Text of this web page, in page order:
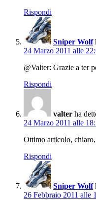
Rispondi
Sniper Wolf
24 Marzo 2011 alle
@Valter: Grazie a ter
Rispondi
valter ha
24 Marzo 2011 alle
Ottimo articolo,
Rispondi
Sniper Wolf
26 Febbraio 2011 alle